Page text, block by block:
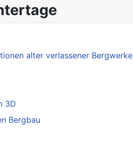
alter verlassener Bergwerke
3D
Bergbau